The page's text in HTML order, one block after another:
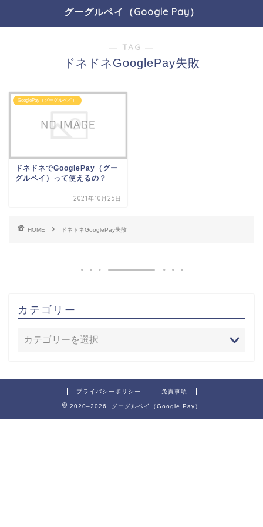
グーグルペイ（Google Pay）
― TAG ―
ドネドネGooglePay失敗
GooglePay（グーグルペイ）
ドネドネでGooglePay（グー
グルペイ）って使えるの？
2021年10月25日
HOME ドネドネGooglePay失敗
カテゴリー
プライバシーポリシー 免責事項
2020–2026 グーグルペイ（Google Pay）